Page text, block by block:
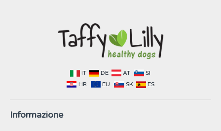
IT DE AT
SI
HR
EU SK ES
Informazione